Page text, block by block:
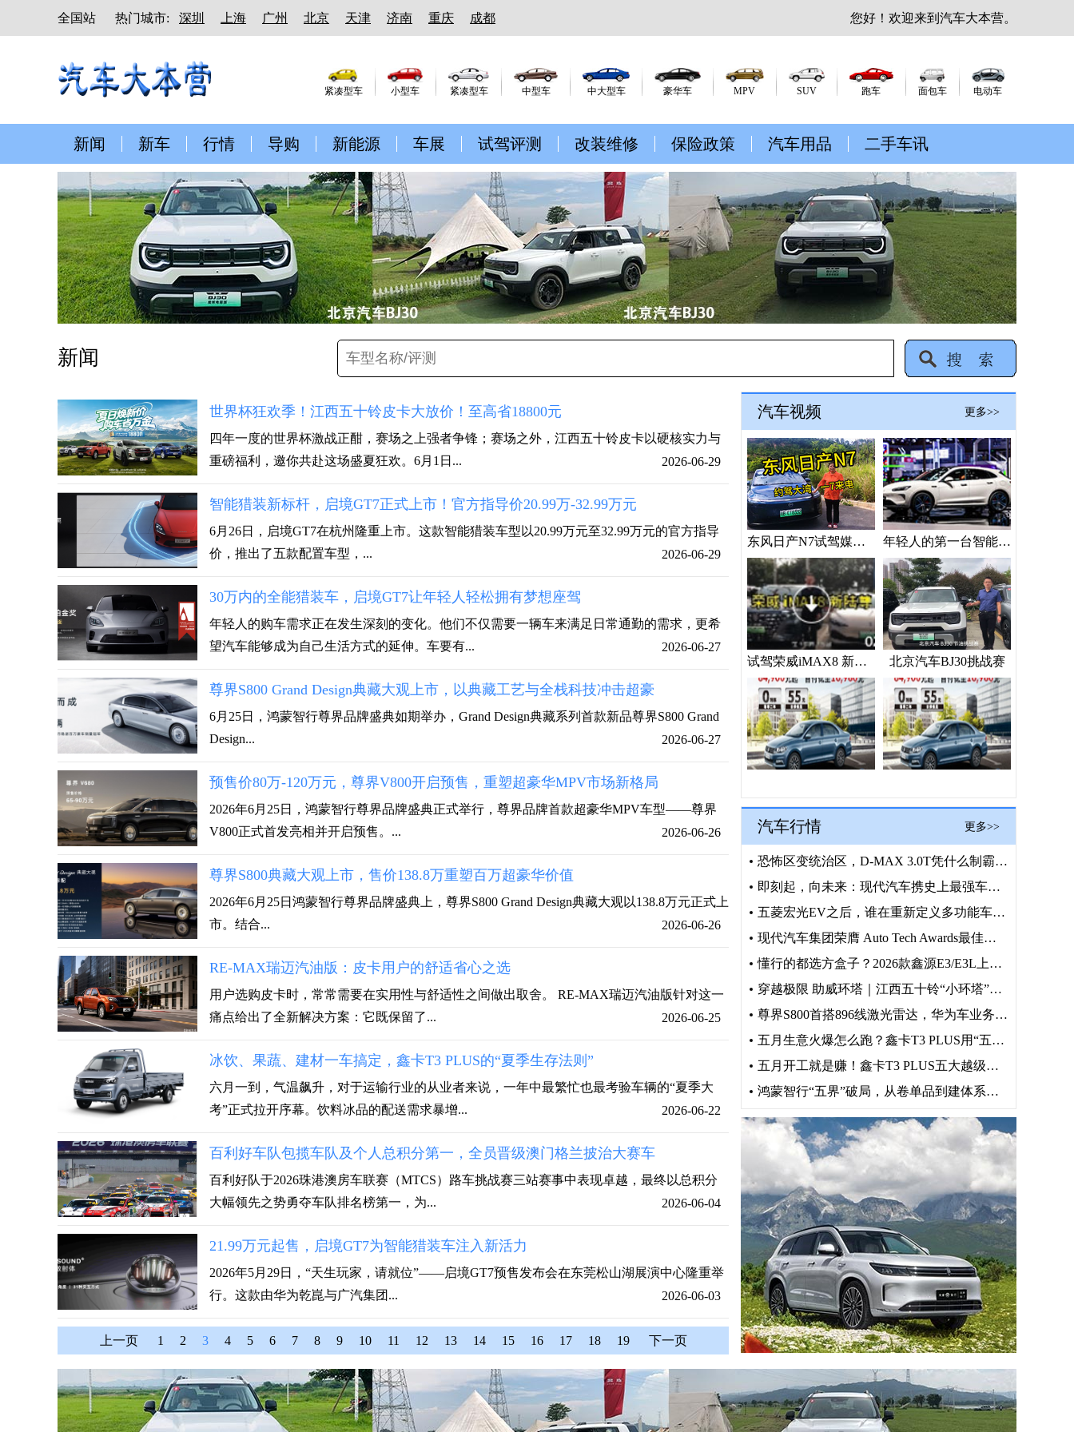
全国站 热门城市: 深圳 上海 广州 北京 天津 济南 重庆 成都 您好！欢迎来到汽车大本营。
紧凑型车 小型车 紧凑型车 中型车 中大型车 豪华车 MPV SUV 跑车 面包车 电动车
新闻 新车 行情 导购 新能源 车展 试驾评测 改装维修 保险政策 汽车用品 二手车讯
新闻
世界杯狂欢季！江西五十铃皮卡大放价！至高省18800元
四年一度的世界杯激战正酣，赛场之上强者争锋；赛场之外，江西五十铃皮卡以硬核实力与
重磅福利，邀你共赴这场盛夏狂欢。6月1日...
2026-06-29
智能猎装新标杆，启境GT7正式上市！官方指导价20.99万-32.99万元
6月26日，启境GT7在杭州隆重上市。这款智能猎装车型以20.99万元至32.99万元的官方指导
价，推出了五款配置车型，...
2026-06-29
30万内的全能猎装车，启境GT7让年轻人轻松拥有梦想座驾
年轻人的购车需求正在发生深刻的变化。他们不仅需要一辆车来满足日常通勤的需求，更希
望汽车能够成为自己生活方式的延伸。车要有...
2026-06-27
尊界S800 Grand Design典藏大观上市，以典藏工艺与全栈科技冲击超豪
6月25日，鸿蒙智行尊界品牌盛典如期举办，Grand Design典藏系列首款新品尊界S800 Grand
Design...
2026-06-27
预售价80万-120万元，尊界V800开启预售，重塑超豪华MPV市场新格局
2026年6月25日，鸿蒙智行尊界品牌盛典正式举行，尊界品牌首款超豪华MPV车型——尊界
V800正式首发亮相并开启预售。...
2026-06-26
尊界S800典藏大观上市，售价138.8万重塑百万超豪华价值
2026年6月25日鸿蒙智行尊界品牌盛典上，尊界S800 Grand Design典藏大观以138.8万元正式上
市。结合...
2026-06-26
RE-MAX瑞迈汽油版：皮卡用户的舒适省心之选
用户选购皮卡时，常常需要在实用性与舒适性之间做出取舍。 RE-MAX瑞迈汽油版针对这一
痛点给出了全新解决方案：它既保留了...
2026-06-25
冰饮、果蔬、建材一车搞定，鑫卡T3 PLUS的“夏季生存法则”
六月一到，气温飙升，对于运输行业的从业者来说，一年中最繁忙也最考验车辆的“夏季大
考”正式拉开序幕。饮料冰品的配送需求暴增...
2026-06-22
百利好车队包揽车队及个人总积分第一，全员晋级澳门格兰披治大赛车
百利好队于2026珠港澳房车联赛（MTCS）路车挑战赛三站赛事中表现卓越，最终以总积分
大幅领先之势勇夺车队排名榜第一，为...
2026-06-04
21.99万元起售，启境GT7为智能猎装车注入新活力
2026年5月29日，“天生玩家，请就位”——启境GT7预售发布会在东莞松山湖展演中心隆重举
行。这款由华为乾崑与广汽集团...
2026-06-03
上一页 1 2 3 4 5 6 7 8 9 10 11 12 13 14 15 16 17 18 19 下一页
汽车视频 更多>>
东风日产N7试驾媒体“验货” 年轻人的第一台智能座驾？问界新M5 Ultra上海车展抢镜
试驾荣威iMAX8 新陆尊 北京汽车BJ30挑战赛
汽车行情 更多>>
恐怖区变统治区，D-MAX 3.0T凭什么制霸英吾斯塘
即刻起，向未来：现代汽车携史上最强车队与机器人阵容护航202
五菱宏光EV之后，谁在重新定义多功能车？向上V6给出了答案
现代汽车集团荣膺 Auto Tech Awards最佳汽车制
懂行的都选方盒子？2026款鑫源E3/E3L上市在即
穿越极限 助威环塔｜江西五十铃“小环塔”穿越之旅圆满收官
尊界S800首搭896线激光雷达，华为车业务“一盘棋”再落重
五月生意火爆怎么跑？鑫卡T3 PLUS用“五大越级”撑起你的
五月开工就是赚！鑫卡T3 PLUS五大越级，微卡界的创富硬通
鸿蒙智行“五界”破局，从卷单品到建体系重构出行版图